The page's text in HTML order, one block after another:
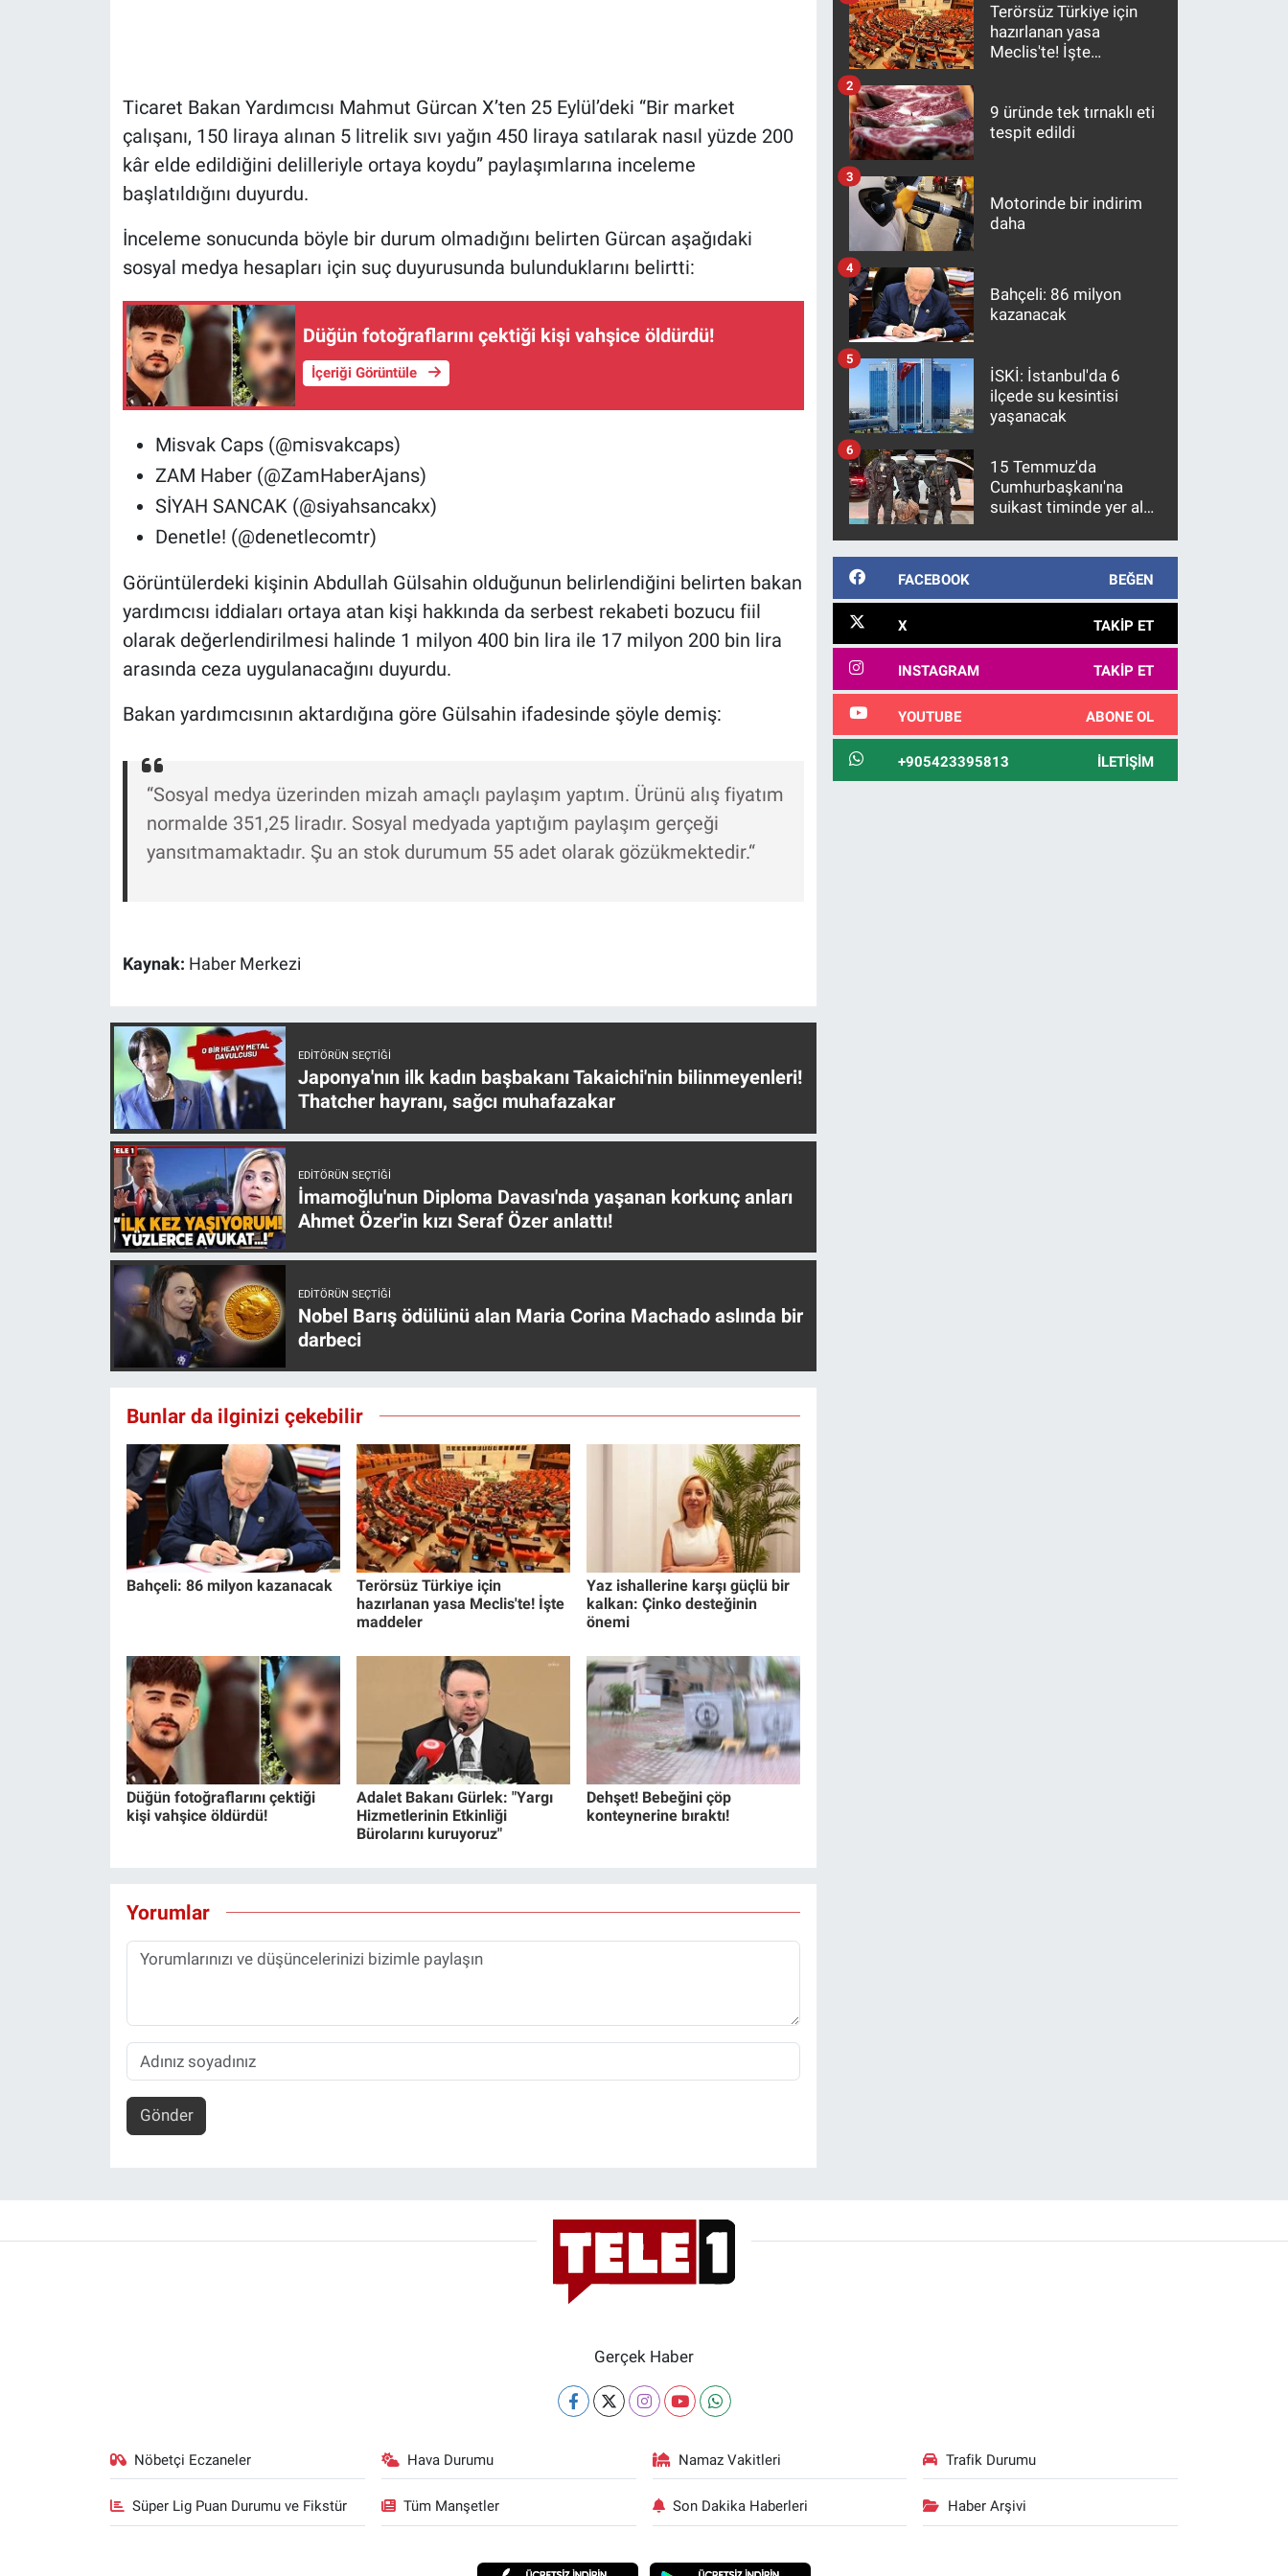
Ticaret Bakan Yardımcısı Mahmut Gürcan X’ten 25 Eylül’deki “Bir market
çalışanı, 150 liraya alınan 5 litrelik sıvı yağın 450 liraya satılarak nasıl yüzde 200
kâr elde edildiğini delilleriyle ortaya koydu” paylaşımlarına inceleme
başlatıldığını duyurdu.
İnceleme sonucunda böyle bir durum olmadığını belirten Gürcan aşağıdaki
sosyal medya hesapları için suç duyurusunda bulunduklarını belirtti:
Düğün fotoğraflarını çektiği kişi vahşice öldürdü!
İçeriği Görüntüle
Misvak Caps (@misvakcaps)
ZAM Haber (@ZamHaberAjans)
SİYAH SANCAK (@siyahsancakx)
Denetle! (@denetlecomtr)
Görüntülerdeki kişinin Abdullah Gülsahin olduğunun belirlendiğini belirten bakan
yardımcısı iddiaları ortaya atan kişi hakkında da serbest rekabeti bozucu fiil
olarak değerlendirilmesi halinde 1 milyon 400 bin lira ile 17 milyon 200 bin lira
arasında ceza uygulanacağını duyurdu.
Bakan yardımcısının aktardığına göre Gülsahin ifadesinde şöyle demiş:
“Sosyal medya üzerinden mizah amaçlı paylaşım yaptım. Ürünü alış fiyatım
normalde 351,25 liradır. Sosyal medyada yaptığım paylaşım gerçeği
yansıtmamaktadır. Şu an stok durumum 55 adet olarak gözükmektedir.“
Kaynak: Haber Merkezi
EDITÖRÜN SEÇTIĞI
Japonya'nın ilk kadın başbakanı Takaichi'nin bilinmeyenleri!
Thatcher hayranı, sağcı muhafazakar
EDITÖRÜN SEÇTIĞI
İmamoğlu'nun Diploma Davası'nda yaşanan korkunç anları
Ahmet Özer'in kızı Seraf Özer anlattı!
EDITÖRÜN SEÇTIĞI
Nobel Barış ödülünü alan Maria Corina Machado aslında bir
darbeci
Bunlar da ilginizi çekebilir
Bahçeli: 86 milyon kazanacak
Terörsüz Türkiye için
hazırlanan yasa Meclis'te! İşte
maddeler
Yaz ishallerine karşı güçlü bir
kalkan: Çinko desteğinin
önemi
Düğün fotoğraflarını çektiği
kişi vahşice öldürdü!
Adalet Bakanı Gürlek: "Yargı
Hizmetlerinin Etkinliği
Bürolarını kuruyoruz"
Dehşet! Bebeğini çöp
konteynerine bıraktı!
Yorumlar
Gönder
Terörsüz Türkiye için
hazırlanan yasa
Meclis'te! İşte
9 üründe tek tırnaklı eti
tespit edildi
2
Motorinde bir indirim
daha
3
Bahçeli: 86 milyon
kazanacak
4
İSKİ: İstanbul'da 6
ilçede su kesintisi
yaşanacak
5
15 Temmuz'da
Cumhurbaşkanı'na
suikast timinde yer alan
10 yıl sonra yakalandı
6
FACEBOOK BEĞEN
X TAKIP ET
INSTAGRAM TAKIP ET
YOUTUBE ABONE OL
+905423395813 İLETIŞIM
Gerçek Haber
Nöbetçi Eczaneler Hava Durumu Namaz Vakitleri Trafik Durumu
Süper Lig Puan Durumu ve Fikstür Tüm Manşetler Son Dakika Haberleri Haber Arşivi
Kültür Sanat
Ne demişti
Programlar
Teknoloji
Türkiye'nin Geleceği
Türkiye'nin Gündemi
Yerel Gündem